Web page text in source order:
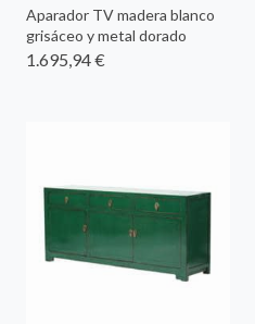
Aparador TV madera blanco
grisáceo y metal dorado
1.695,94 €